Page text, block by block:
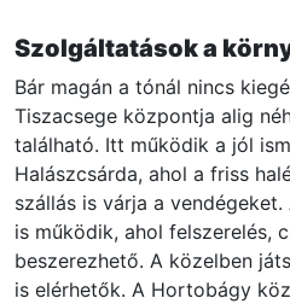
Szolgáltatások a
Bár magán a tónál nincs
Tiszacsege központja alig
található. Itt működik a jól
Halászcsárda, ahol a friss
szállás is várja a
is működik, ahol felszerelés,
beszerezhető. A közelben
is elérhetők. A Hortobágy